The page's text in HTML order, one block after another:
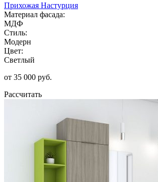
Прихожая Настурция
Материал фасада:
МДФ
Стиль:
Модерн
Цвет:
Светлый
от 35 000 руб.
Рассчитать